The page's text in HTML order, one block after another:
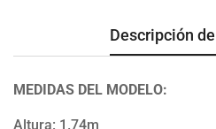
Descripción
MEDIDAS DEL MODELO:
Altura: 1.74m